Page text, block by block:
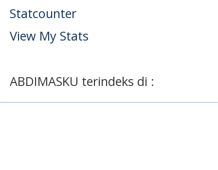
Statcounter
View My Stats
ABDIMASKU terindeks di :